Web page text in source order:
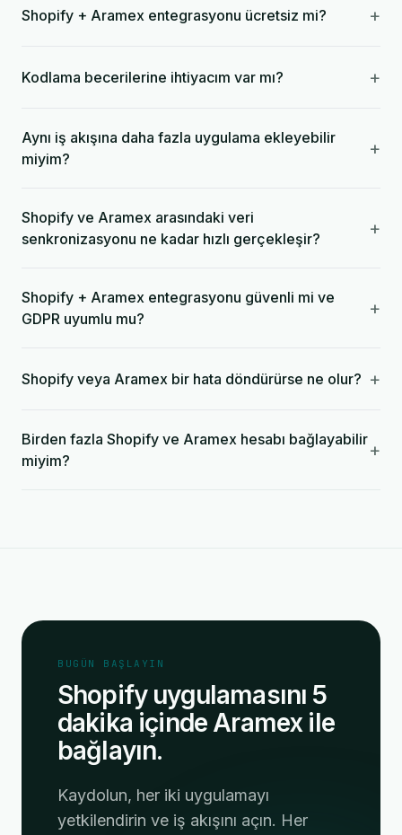
Shopify + Aramex entegrasyonu ücretsiz mi? +
Kodlama becerilerine ihtiyacım var mı? +
Aynı iş akışına daha fazla uygulama ekleyebilir
miyim?
+
Shopify ve Aramex arasındaki veri
senkronizasyonu ne kadar hızlı gerçekleşir?
+
Shopify + Aramex entegrasyonu güvenli mi ve
GDPR uyumlu mu?
+
Shopify veya Aramex bir hata döndürürse ne olur? +
Birden fazla Shopify ve Aramex hesabı bağlayabilir
miyim?
+
BUGÜN BAŞLAYIN
Shopify uygulamasını 5
dakika içinde Aramex ile
bağlayın.
Kaydolun, her iki uygulamayı
yetkilendirin ve iş akışını açın. Her